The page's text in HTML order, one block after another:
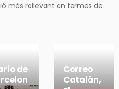
més rellevant en termes de
de
Correo
Catalán,